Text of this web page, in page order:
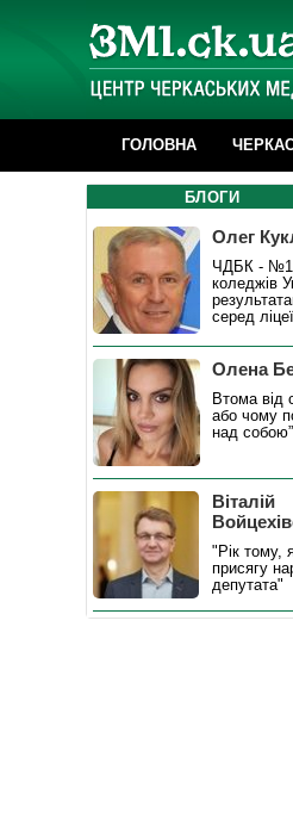
ГОЛОВНА
БЛОГИ
Олег
ЧДБК - №1
коледжів
серед
Олена
Втома від
або чому
над
Віталій
"Рік тому,
присягу
депутата"